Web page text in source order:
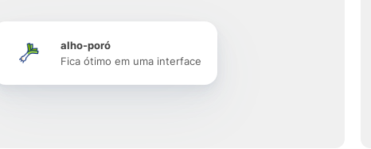
alho-poró
Fica ótimo em uma interface